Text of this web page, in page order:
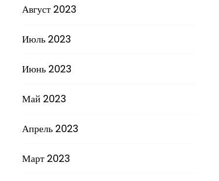
Август 2023
Июль 2023
Июнь 2023
Май 2023
Апрель 2023
Март 2023